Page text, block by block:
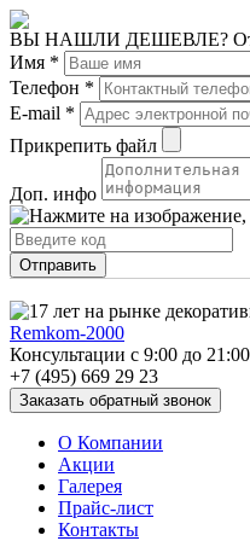
ВЫ НАШЛИ ДЕШЕВЛЕ?
Имя *
Телефон *
E-mail *
Прикрепить файл
Доп. инфо
Remkom-2000
Консультации с 9:00 до
+7 (495) 669 29 23
О Компании
Акции
Галерея
Прайс-лист
Контакты